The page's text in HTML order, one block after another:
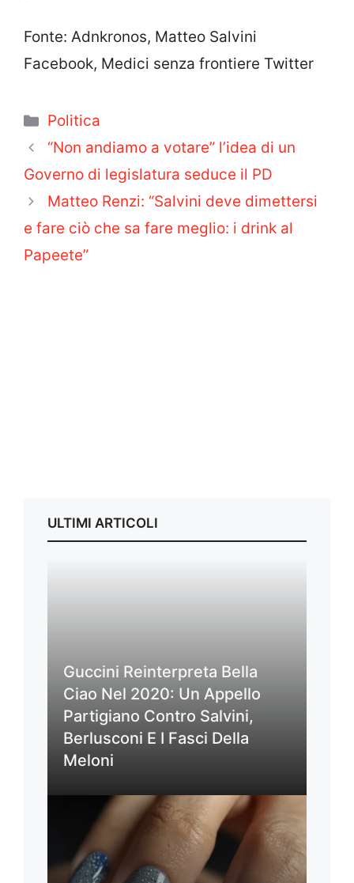
Fonte: Adnkronos, Matteo Salvini
Facebook, Medici senza frontiere Twitter
Categorie
Politica
“Non andiamo a votare” l’idea di un
Governo di legislatura seduce il PD
Matteo Renzi: “Salvini deve dimettersi
e fare ciò che sa fare meglio: i drink al
Papeete”
ULTIMI ARTICOLI
Guccini Reinterpreta Bella
Ciao Nel 2020: Un Appello
Partigiano Contro Salvini,
Berlusconi E I Fasci Della
Meloni